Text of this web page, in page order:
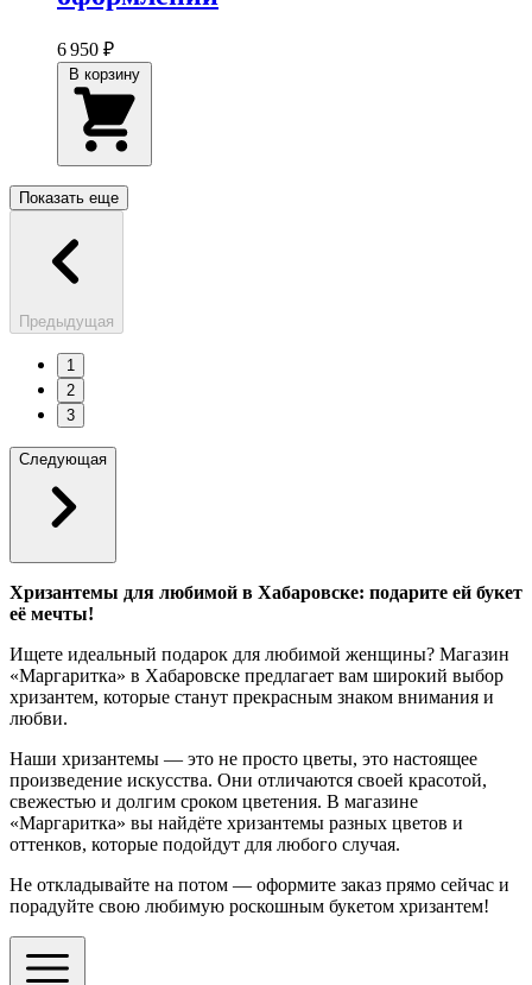
6 950 ₽
Показать еще
Предыдущая
1
2
3
Следующая
Хризантемы для любимой в Хабаровске: подарите ей букет
её мечты!
Ищете идеальный подарок для любимой женщины? Магазин
«Маргаритка» в Хабаровске предлагает вам широкий выбор
хризантем, которые станут прекрасным знаком внимания и
любви.
Наши хризантемы — это не просто цветы, это настоящее
произведение искусства. Они отличаются своей красотой,
свежестью и долгим сроком цветения. В магазине
«Маргаритка» вы найдёте хризантемы разных цветов и
оттенков, которые подойдут для любого случая.
Не откладывайте на потом — оформите заказ прямо сейчас и
порадуйте свою любимую роскошным букетом хризантем!